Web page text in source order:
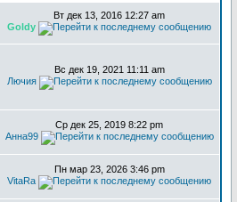
Вт дек 13, 2016 12:27 am
Goldy
Вс дек 19, 2021 11:11 am
Лючия
Ср дек 25, 2019 8:22 pm
Анна99
Пн мар 23, 2026 3:46 pm
VitaRa